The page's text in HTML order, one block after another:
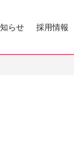
らせ 採用情報